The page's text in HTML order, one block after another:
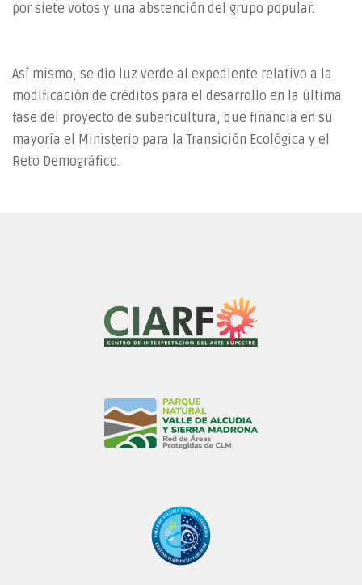
por siete votos y una abstención del grupo popular.
Así mismo, se dio luz verde al expediente relativo a la
modificación de créditos para el desarrollo en la última
fase del proyecto de subericultura, que financia en su
mayoría el Ministerio para la Transición Ecológica y el
Reto Demográfico.